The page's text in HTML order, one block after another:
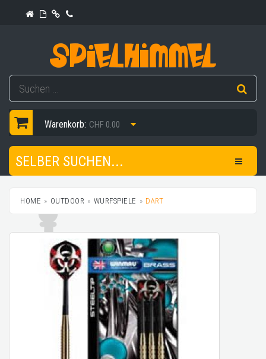
Warenkorb: CHF 0.00
SELBER SUCHEN...
HOME OUTDOOR WURFSPIELE DART